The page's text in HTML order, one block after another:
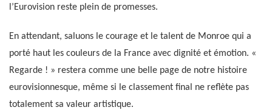
l’Eurovision reste plein de promesses.
En attendant, saluons le courage et le talent de Monroe qui a
porté haut les couleurs de la France avec dignité et émotion. «
Regarde ! » restera comme une belle page de notre histoire
eurovisionnesque, même si le classement final ne reflète pas
totalement sa valeur artistique.